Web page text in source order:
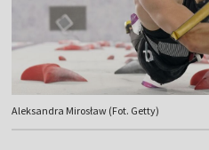
Aleksandra Mirosław (Fot. Getty)